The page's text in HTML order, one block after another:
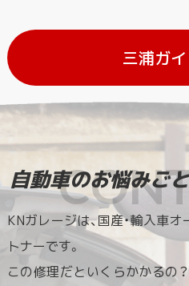
三浦ガ
自動車のお悩みご
KNガレージは、国産・輸入車
トナーです。
この修理だといくらかかるの